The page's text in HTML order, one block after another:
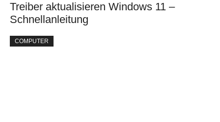
Treiber aktualisieren Windows 11 –
Schnellanleitung
COMPUTER